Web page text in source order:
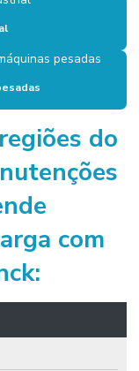
em geral
do
com